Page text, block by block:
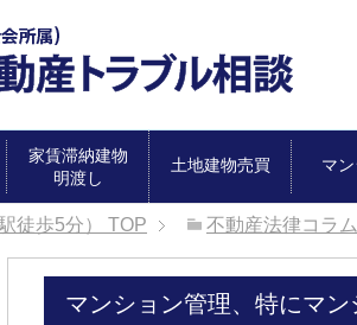
家賃滞納建物
明渡し
土地建物売買 マ
徒歩5分） TOP 不動産法律コラム
マンション管理、特にマ